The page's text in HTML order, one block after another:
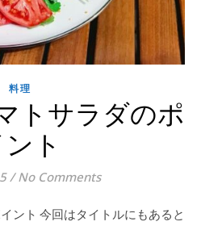
料理
トサラダのポ
ト
/ No Comments